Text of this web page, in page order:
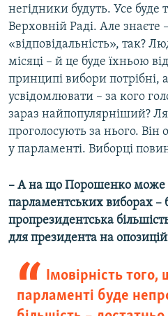
негідники будуть. Усе буде
Верховній Раді. Але знаєте
«відповідальність», так?
місяці – й це буде їхньою
принципі вибори потрібні,
усвідомлювати – за кого
зараз найпопулярніший?
проголосують за нього. Він
у парламенті. Виборці
– А на що Порошенко може
парламентських виборах –
пропрезидентська
для президента на
Імовірність
парламенті буде